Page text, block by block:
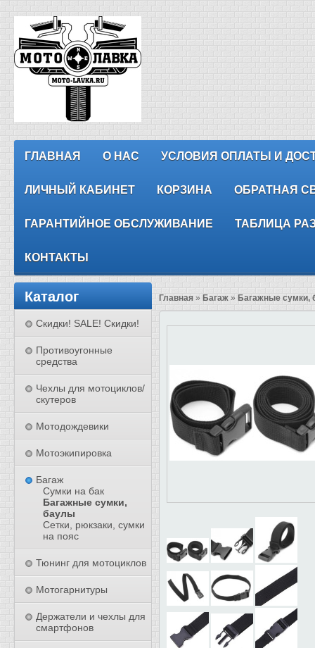
ГЛАВНАЯ О НАС УСЛОВИЯ ОПЛАТЫ И
ЛИЧНЫЙ КАБИНЕТ КОРЗИНА ОБРАТНАЯ
ГАРАНТИЙНОЕ ОБСЛУЖИВАНИЕ ТАБЛИЦА
КОНТАКТЫ
Каталог
Скидки! SALE! Скидки!
Противоугонные
средства
Чехлы для мотоциклов/
скутеров
Мотодождевики
Мотоэкипировка
Багаж
Сумки на бак
Багажные сумки,
баулы
Сетки, рюкзаки, сумки
на пояс
Тюнинг для мотоциклов
Мотогарнитуры
Держатели и чехлы для
смартфонов
Главная » Багаж » Багажные сумки,